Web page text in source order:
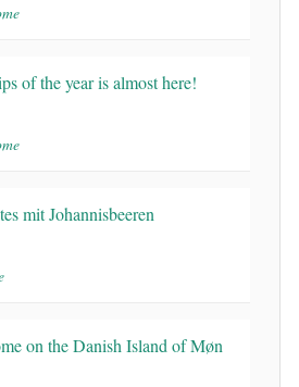
of the year is almost here!
mit Johannisbeeren
on the Danish Island of Møn